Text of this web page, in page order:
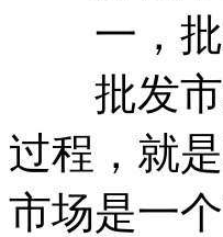
一，批
批发市
过程，就
市场是一